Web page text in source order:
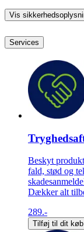
Vis
Services
Beskyt
fald, stød og
Dækker alt
289.-
Tilføj til dit køb